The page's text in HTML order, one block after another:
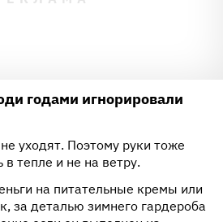
годами игнорировали
уходят. Поэтому руки тоже
тепле и не на ветру.
на питательные кремы или
за деталью зимнего гардероба